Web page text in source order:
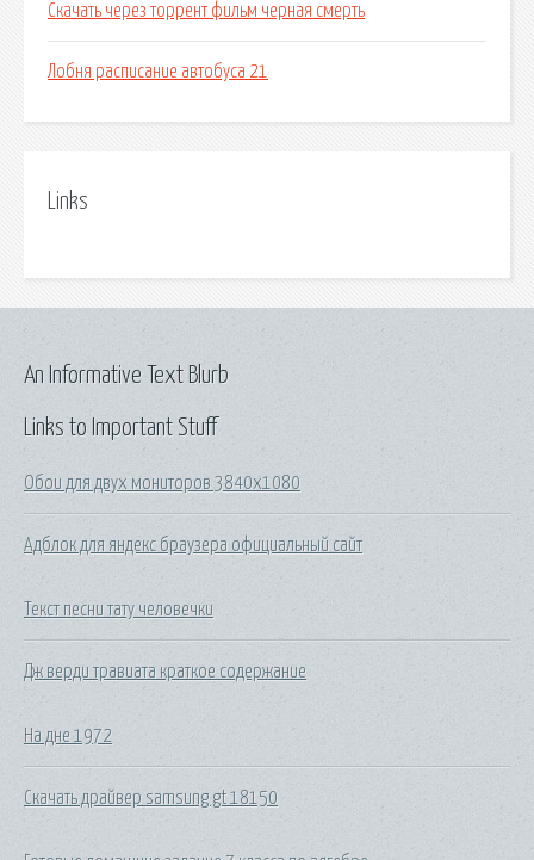
Скачать через торрент фильм черная смерть
Лобня расписание автобуса 21
Links
Links to Important Stuff
Обои для двух мониторов 3840х1080
Адблок для яндекс браузера официальный сайт
Текст песни тату человечки
Дж верди травиата краткое содержание
На дне 1972
Скачать драйвер samsung gt 18150
An Informative Text Blurb